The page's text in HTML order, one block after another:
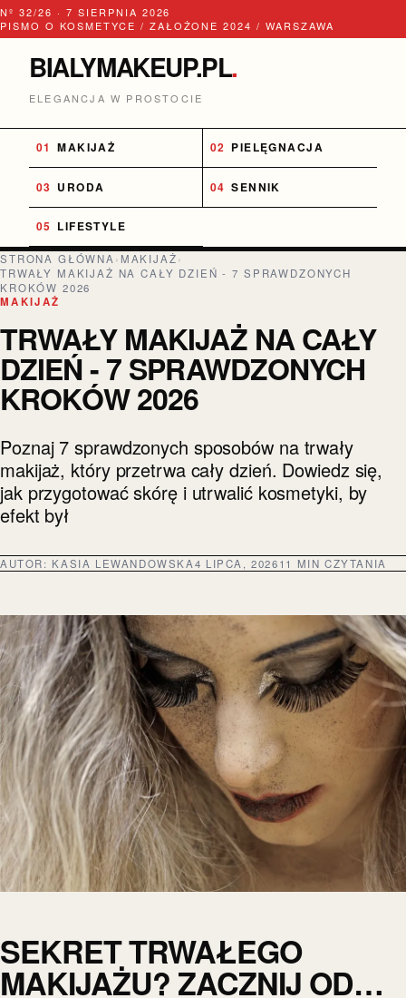
Nº 32/26 · 7 SIERPNIA 2026
PISMO O KOSMETYCE / ZAŁOŻONE 2024 / WARSZAWA
BIALYMAKEUP.PL.
ELEGANCJA W PROSTOCIE
MAKIJAŻ PIELĘGNACJA
URODA SENNIK
LIFESTYLE
STRONA GŁÓWNA› MAKIJAŻ›
TRWAŁY MAKIJAŻ NA CAŁY DZIEŃ - 7 SPRAWDZONYCH
KROKÓW 2026
MAKIJAŻ
TRWAŁY MAKIJAŻ NA CAŁY
DZIEŃ - 7 SPRAWDZONYCH
KROKÓW 2026
Poznaj 7 sprawdzonych sposobów na trwały
makijaż, który przetrwa cały dzień. Dowiedz się,
jak przygotować skórę i utrwalić kosmetyki, by
efekt był
AUTOR: KASIA LEWANDOWSKA4 LIPCA, 202611 MIN CZYTANIA
SEKRET TRWAŁEGO
MAKIJAŻU? ZACZNIJ OD…